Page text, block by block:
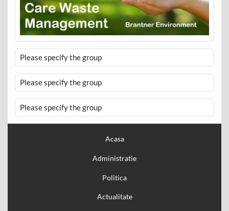
Please specify the group
Please specify the group
Please specify the group
Acasa
Administratie
Politica
Actualitate